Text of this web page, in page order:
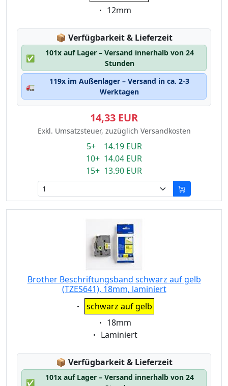
Eigenschaft:
12mm
📦 Lagerstatus:
Verfügbarkeit & Lieferzeit
✅
101x auf Lager – Versand innerhalb von 24
Stunden
🚛
119x im Außenlager – Versand in ca. 2-3
Werktagen
14,33 EUR
Exkl. Umsatzsteuer, zuzüglich Versandkosten
5+ 14.19 EUR
10+ 14.04 EUR
15+ 13.90 EUR
Brother Beschriftungsband schwarz auf gelb
(TZES641), 18mm, laminiert
Eigenschaft:
schwarz auf gelb
Eigenschaft:
18mm
Eigenschaft:
Laminiert
📦 Lagerstatus:
Verfügbarkeit & Lieferzeit
✅
101x auf Lager – Versand innerhalb von 24